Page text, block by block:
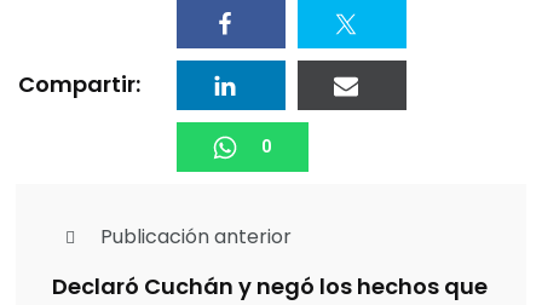
Compartir:
0
Publicación anterior
Declaró Cuchán y negó los hechos que